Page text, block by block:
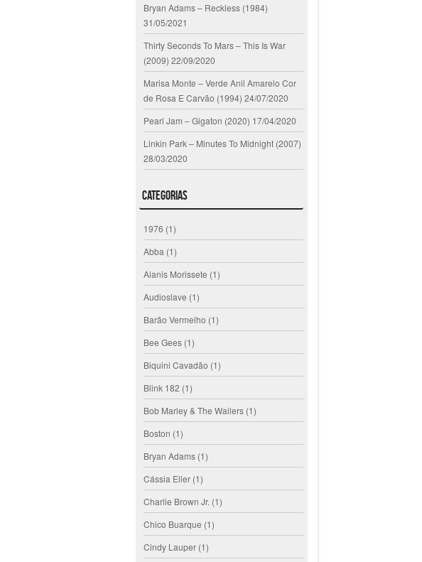
Bryan Adams – Reckless (1984)
31/05/2021
Thirty Seconds To Mars – This Is War
(2009) 22/09/2020
Marisa Monte – Verde Anil Amarelo Cor
de Rosa E Carvão (1994) 24/07/2020
Pearl Jam – Gigaton (2020) 17/04/2020
Linkin Park – Minutes To Midnight (2007)
28/03/2020
Categorias
1976 (1)
Abba (1)
Alanis Morissete (1)
Audioslave (1)
Barão Vermelho (1)
Bee Gees (1)
Biquini Cavadão (1)
Blink 182 (1)
Bob Marley & The Wailers (1)
Boston (1)
Bryan Adams (1)
Cássia Eller (1)
Charlie Brown Jr. (1)
Chico Buarque (1)
Cindy Lauper (1)